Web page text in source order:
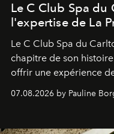
Le C Club Spa du
l'expertise de La
Le C Club Spa du
chapitre de son
offrir une expérience
expertise se rencontrent.
07.08.2026 by Pauline